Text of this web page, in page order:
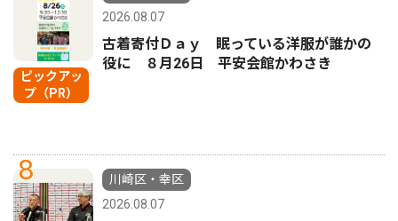
ピックアッ
プ（PR）
2026.08.07
古着寄付Ｄａｙ 眠っている洋服が誰かの
役に ８月26日 平安会館かわさき
8
川崎区・幸区
2026.08.07